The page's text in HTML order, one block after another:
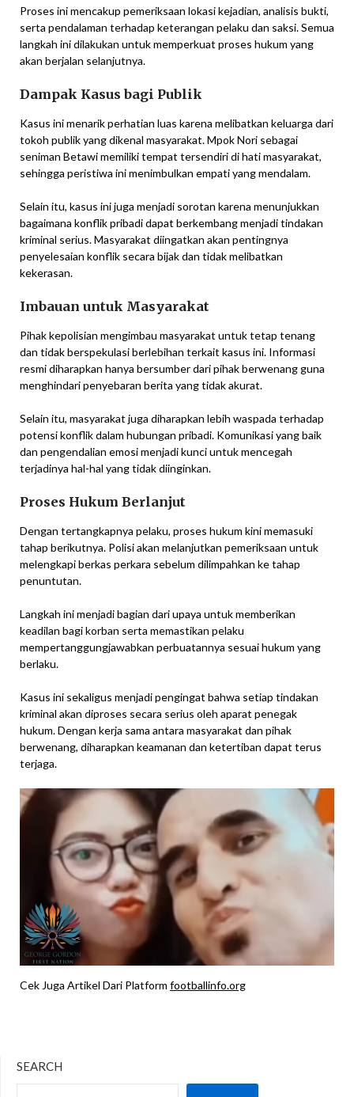
Proses ini mencakup pemeriksaan lokasi kejadian, analisis bukti,
serta pendalaman terhadap keterangan pelaku dan saksi. Semua
langkah ini dilakukan untuk memperkuat proses hukum yang
akan berjalan selanjutnya.
Dampak Kasus bagi Publik
Kasus ini menarik perhatian luas karena melibatkan keluarga dari
tokoh publik yang dikenal masyarakat. Mpok Nori sebagai
seniman Betawi memiliki tempat tersendiri di hati masyarakat,
sehingga peristiwa ini menimbulkan empati yang mendalam.
Selain itu, kasus ini juga menjadi sorotan karena menunjukkan
bagaimana konflik pribadi dapat berkembang menjadi tindakan
kriminal serius. Masyarakat diingatkan akan pentingnya
penyelesaian konflik secara bijak dan tidak melibatkan
kekerasan.
Imbauan untuk Masyarakat
Pihak kepolisian mengimbau masyarakat untuk tetap tenang
dan tidak berspekulasi berlebihan terkait kasus ini. Informasi
resmi diharapkan hanya bersumber dari pihak berwenang guna
menghindari penyebaran berita yang tidak akurat.
Selain itu, masyarakat juga diharapkan lebih waspada terhadap
potensi konflik dalam hubungan pribadi. Komunikasi yang baik
dan pengendalian emosi menjadi kunci untuk mencegah
terjadinya hal-hal yang tidak diinginkan.
Proses Hukum Berlanjut
Dengan tertangkapnya pelaku, proses hukum kini memasuki
tahap berikutnya. Polisi akan melanjutkan pemeriksaan untuk
melengkapi berkas perkara sebelum dilimpahkan ke tahap
penuntutan.
Langkah ini menjadi bagian dari upaya untuk memberikan
keadilan bagi korban serta memastikan pelaku
mempertanggungjawabkan perbuatannya sesuai hukum yang
berlaku.
Kasus ini sekaligus menjadi pengingat bahwa setiap tindakan
kriminal akan diproses secara serius oleh aparat penegak
hukum. Dengan kerja sama antara masyarakat dan pihak
berwenang, diharapkan keamanan dan ketertiban dapat terus
terjaga.
Cek Juga Artikel Dari Platform footballinfo.org
SEARCH